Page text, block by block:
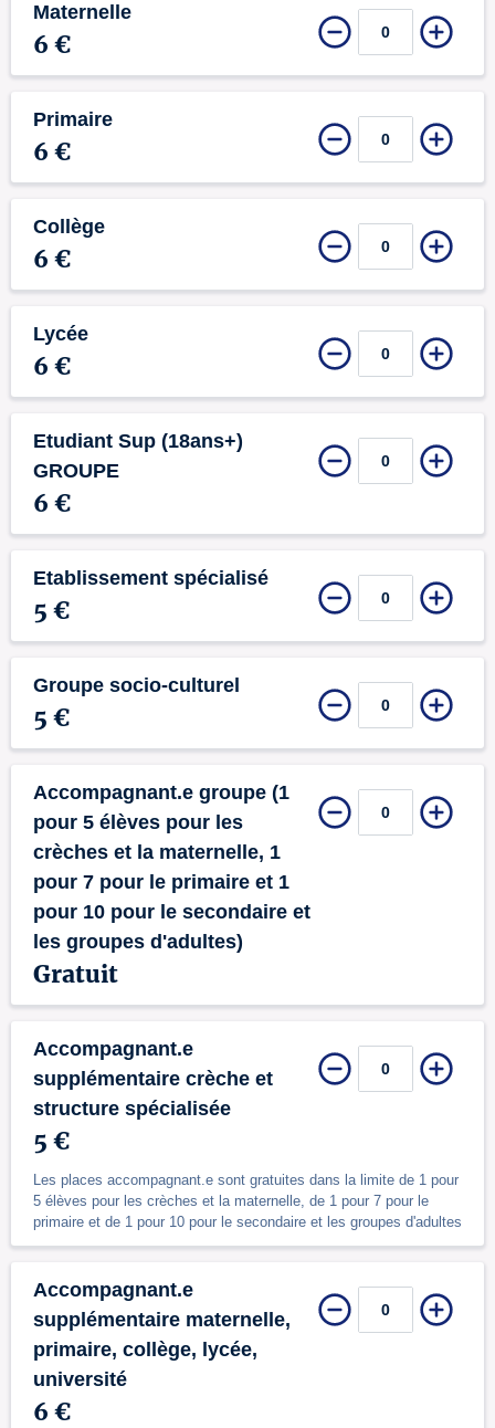
Maternelle
6 €
Primaire
6 €
Collège
6 €
Lycée
6 €
Etudiant Sup (18ans+)
GROUPE
6 €
Etablissement spécialisé
5 €
Groupe socio-culturel
5 €
Accompagnant.e groupe (1
pour 5 élèves pour les
crèches et la maternelle, 1
pour 7 pour le primaire et 1
pour 10 pour le secondaire et
les groupes d'adultes)
Gratuit
Accompagnant.e
supplémentaire crèche et
structure spécialisée
5 €
Les places accompagnant.e sont gratuites dans la limite de 1 pour
5 élèves pour les crèches et la maternelle, de 1 pour 7 pour le
primaire et de 1 pour 10 pour le secondaire et les groupes d'adultes
Accompagnant.e
supplémentaire maternelle,
primaire, collège, lycée,
université
6 €